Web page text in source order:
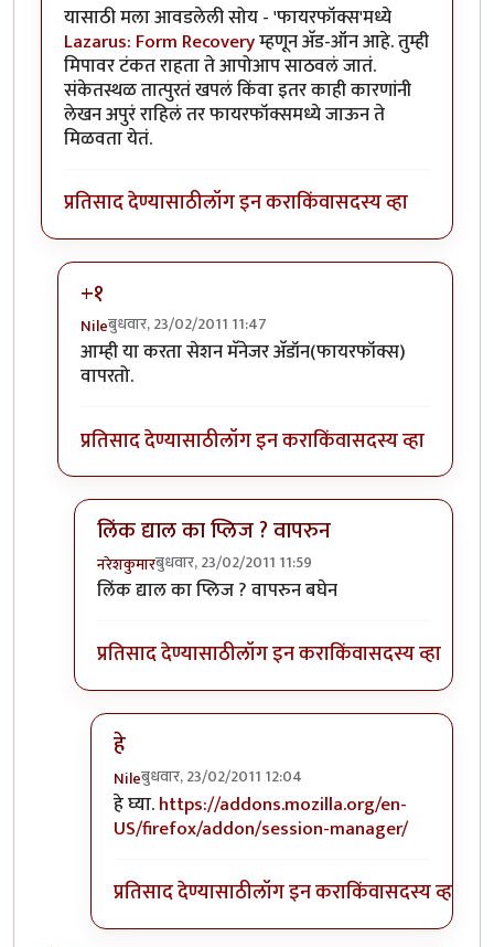
यासाठी मला आवडलेली सोय - 'फायरफॉक्स'मध्ये
Lazarus: Form Recoveryम्हणून अ‍ॅड-ऑन आहे. तुम्ही
मिपावर टंकत राहता ते आपोआप साठवलं जातं.
संकेतस्थळ तात्पुरतं खपलं किंवा इतर काही कारणांनी
लेखन अपुरं राहिलं तर फायरफॉक्समध्ये जाऊन ते
मिळवता येतं.
प्रतिसाद देण्यासाठीलॉग इन कराकिंवासदस्य व्हा
+१
Nileबुधवार, 23/02/2011 11:47
In reply toअर्धवट राहिलेले लेखनbyचिंतातुर जंतू
आम्ही या करता सेशन मॅनेजर अ‍ॅडॉन(फायरफॉक्स)
वापरतो.
प्रतिसाद देण्यासाठीलॉग इन कराकिंवासदस्य व्हा
लिंक द्याल का प्लिज ? वापरुन
नरेशकुमारबुधवार, 23/02/2011 11:59
In reply to+१byNile
लिंक द्याल का प्लिज ? वापरुन बघेन
प्रतिसाद देण्यासाठीलॉग इन कराकिंवासदस्य व्हा
हे
Nileबुधवार, 23/02/2011 12:04
In reply toलिंक द्याल का प्लिज ? वापरुनby
हे घ्या.https://addons.mozilla.org/en-
US/firefox/addon/session-manager/
प्रतिसाद देण्यासाठीलॉग इन कराकिंवासदस्य व्हा